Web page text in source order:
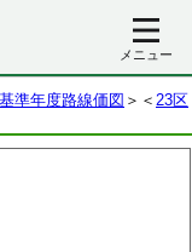
メニュー
準年度路線価図 ＞＜ 23区